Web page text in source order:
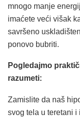
mnogo manje
imaćete veći višak
savršeno
ponovo bubriti.
Pogledajmo
razumeti:
Zamislite da naš
svog tela u teretani i